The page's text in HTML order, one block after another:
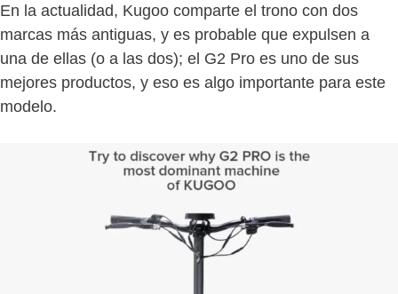
En la actualidad, Kugoo comparte el trono con dos
marcas más antiguas, y es probable que expulsen a
una de ellas (o a las dos); el G2 Pro es uno de sus
mejores productos, y eso es algo importante para este
modelo.